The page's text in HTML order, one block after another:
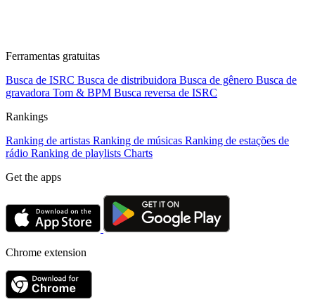
Ferramentas gratuitas
Busca de ISRC Busca de distribuidora Busca de gênero Busca de
gravadora Tom & BPM Busca reversa de ISRC
Rankings
Ranking de artistas Ranking de músicas Ranking de estações de
rádio Ranking de playlists Charts
Get the apps
Chrome extension